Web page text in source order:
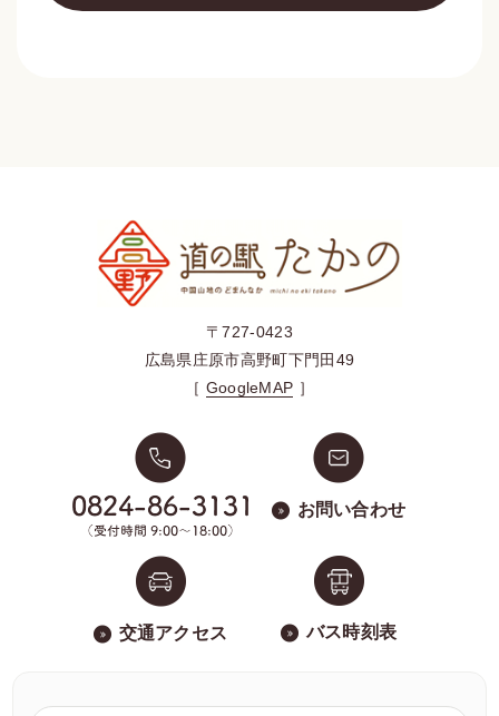
〒727-0423
広島県庄原市高野町下門田49
［ GoogleMAP ］
お問い合わせ
交通アクセス バス時刻表